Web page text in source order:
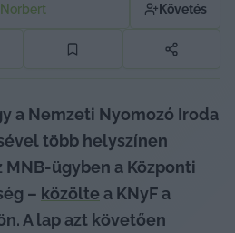
Norbert Követés
a Nemzeti Nyomozó Iroda
több helyszínen
MNB-ügyben a Központi
– közölte a KNyF a
A lap azt követően